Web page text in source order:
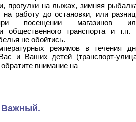
прогулки на лыжах, зимняя
работу до остановки, или
посещении магазинов
общественного транспорта и т.п.
не обойтись.
режимов в течения
и Ваших детей (транспорт-
внимание на
Важный.